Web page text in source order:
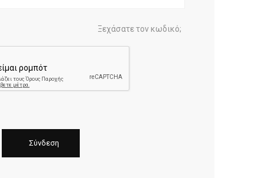
Ξεχάσατε τον κωδικό;